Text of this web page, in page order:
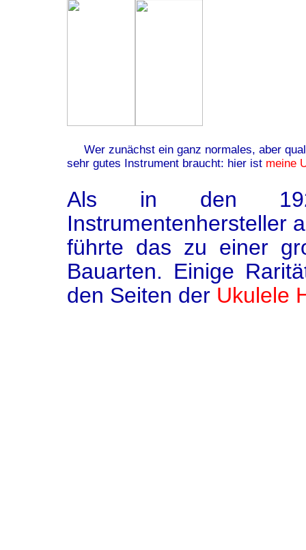
Wer zunächst ein ganz normales, aber
sehr gutes Instrument braucht: hier ist meine
Als in den
Instrumentenhersteller
führte das zu einer
Bauarten. Einige
den Seiten der Ukulele